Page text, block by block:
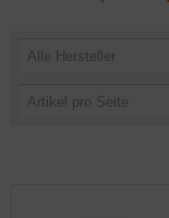
Alle Hersteller
Artikel pro Seite